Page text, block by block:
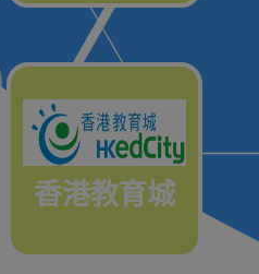
香港教育城